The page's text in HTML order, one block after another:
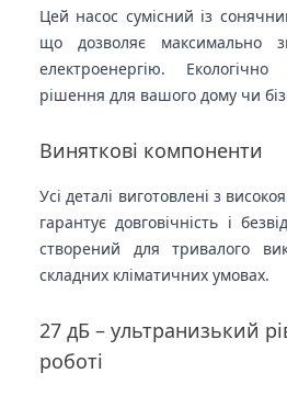
Цей насос сумісний із
що дозволяє максимально
електроенергію.
рішення для вашого дому чи
Виняткові компоненти
Усі деталі виготовлені з
гарантує довговічність і
створений для тривалого
складних кліматичних умовах.
27 дБ – ультранизький
роботі